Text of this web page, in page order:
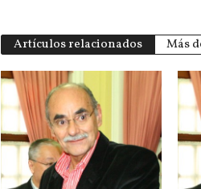
Artículos relacionados Más